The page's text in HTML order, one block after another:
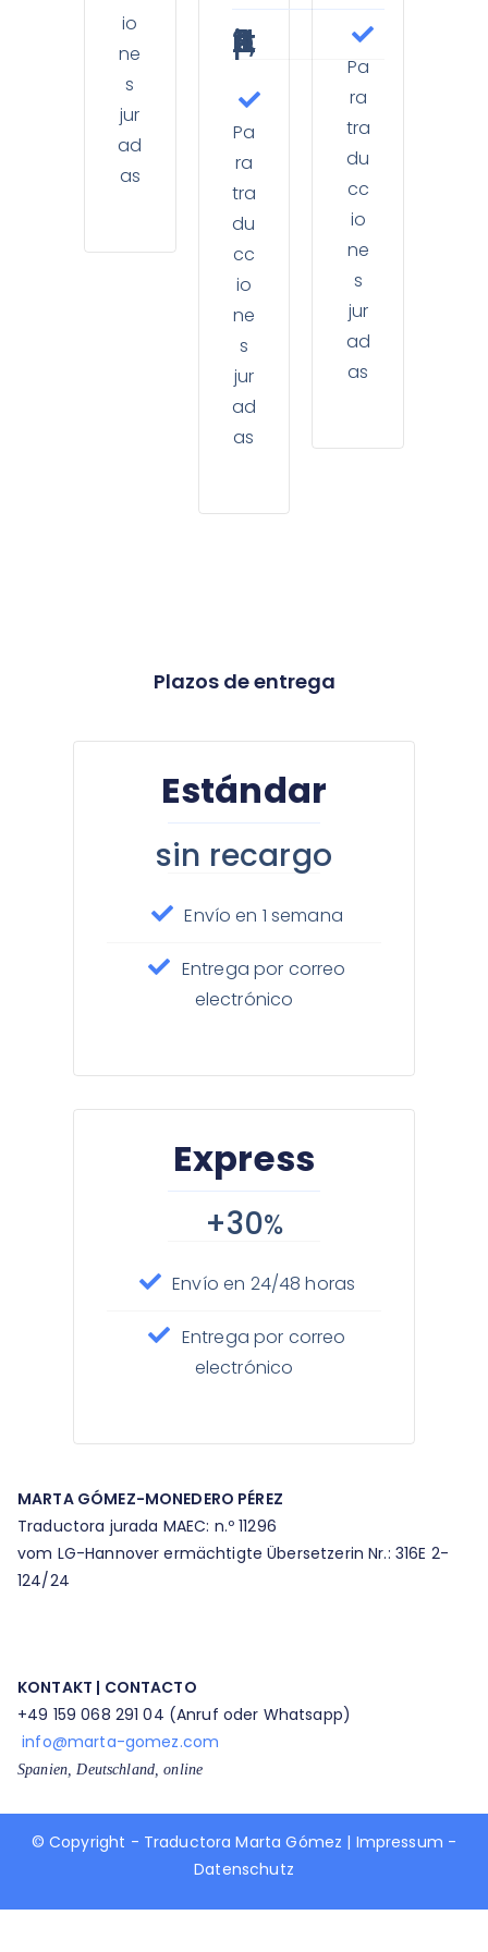
io
ne
s
jur
ad
as
a partir de 12,00
€
Pa
ra
tra
du
cc
io
ne
s
jur
ad
as
Pa
ra
tra
du
cc
io
ne
s
jur
ad
as
Plazos de entrega
Estándar
sin recargo
Envío en 1 semana
Entrega por correo
electrónico
Express
+30%
Envío en 24/48 horas
Entrega por correo
electrónico
MARTA GÓMEZ-MONEDERO PÉREZ
Traductora jurada MAEC: n.º 11296
vom LG-Hannover ermächtigte Übersetzerin Nr.: 316E 2-
124/24
KONTAKT | CONTACTO
+49 159 068 291 04 (Anruf oder Whatsapp)​
info@marta-gomez.com
​Spanien, Deutschland, online​
© Copyright - Traductora Marta Gómez | Impressum -
Datenschutz